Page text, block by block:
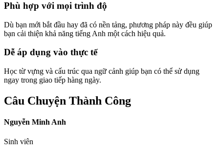
Phù hợp với mọi trình độ
Dù bạn mới bắt đầu hay đã có nền tảng, phương pháp này đều giúp
bạn cải thiện khả năng tiếng Anh một cách hiệu quả.
Dễ áp dụng vào thực tế
Học từ vựng và cấu trúc qua ngữ cảnh giúp bạn có thể sử dụng
ngay trong giao tiếp hàng ngày.
Câu Chuyện Thành Công
Nguyễn Minh Anh
Sinh viên